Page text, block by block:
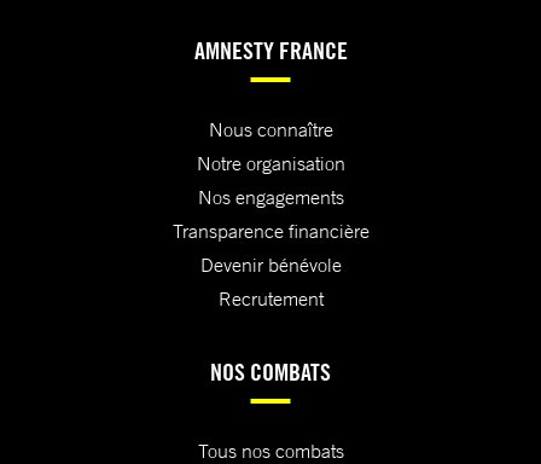
AMNESTY FRANCE
Nous connaître
Notre organisation
Nos engagements
Transparence financière
Devenir bénévole
Recrutement
NOS COMBATS
Tous nos combats